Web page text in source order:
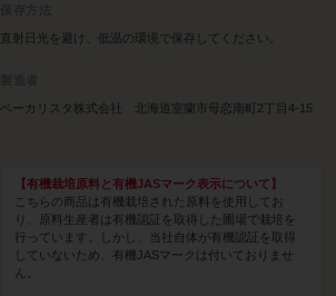
直射日光を避け、低温の環境で保存してください。
ベーカリスタ株式会社 北海道室蘭市母恋南町2丁目4-15
【有機栽培原料と有機JASマーク表示について】
こちらの商品は有機栽培された原料を使用してお
り、原料生産者は有機認証を取得した圃場で栽培を
行っています。しかし、当社自体が有機認証を取得
していないため、有機JASマークは付いておりませ
ん。